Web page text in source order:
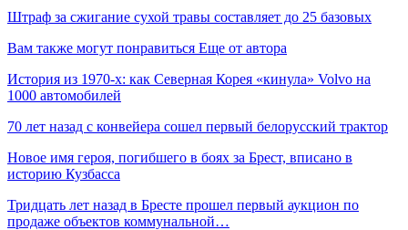
Штраф за сжигание сухой травы составляет до 25 базовых
Вам также могут понравиться Еще от автора
История из 1970-х: как Северная Корея «кинула» Volvo на
1000 автомобилей
70 лет назад с конвейера сошел первый белорусский трактор
Новое имя героя, погибшего в боях за Брест, вписано в
историю Кузбасса
Тридцать лет назад в Бресте прошел первый аукцион по
продаже объектов коммунальной…